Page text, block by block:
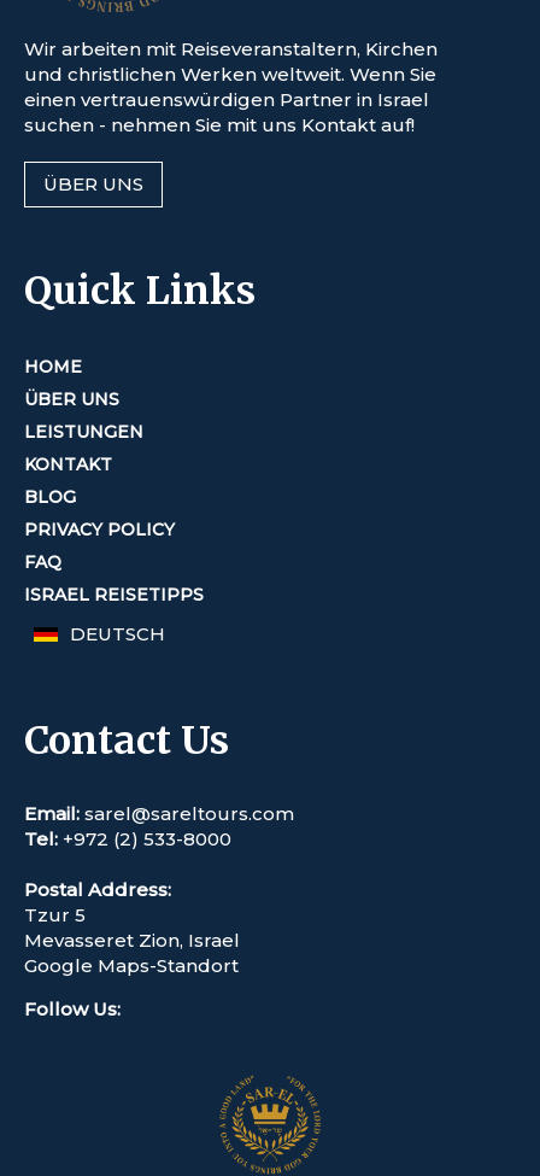
Wir arbeiten mit Reiseveranstaltern, Kirchen
und christlichen Werken weltweit. Wenn Sie
einen vertrauenswürdigen Partner in Israel
suchen - nehmen Sie mit uns Kontakt auf!
ÜBER UNS
Quick Links
HOME
ÜBER UNS
LEISTUNGEN
KONTAKT
BLOG
PRIVACY POLICY
FAQ
ISRAEL REISETIPPS
DEUTSCH
Contact Us
Email: sarel@sareltours.com
Tel: +972 (2) 533-8000
Postal Address:
Tzur 5
Mevasseret Zion, Israel
Google Maps-Standort
Follow Us: